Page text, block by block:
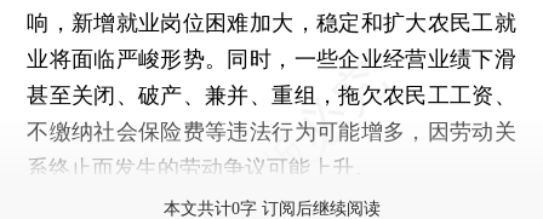
响，新增就业岗位困难加大，稳定和扩大农民工就
业将面临严峻形势。同时，一些企业经营业绩下滑
甚至关闭、破产、兼并、重组，拖欠农民工工资、
不缴纳社会保险费等违法行为可能增多，因劳动关
系终止而发生的劳动争议可能上升。
本文共计0字 订阅后继续阅读